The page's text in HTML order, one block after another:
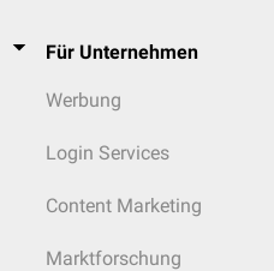
Für Unternehmen
Werbung
Login Services
Content Marketing
Marktforschung